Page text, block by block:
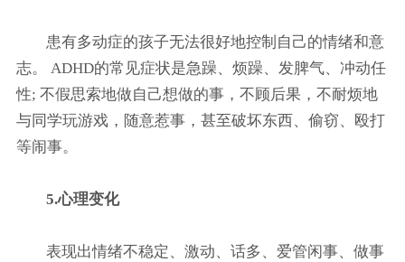
患有多动症的孩子无法很好地控制自己的情绪和意
志。 ADHD的常见症状是急躁、烦躁、发脾气、冲动任
性; 不假思索地做自己想做的事，不顾后果，不耐烦地
与同学玩游戏，随意惹事，甚至破坏东西、偷窃、殴打
等闹事。
5.心理变化
表现出情绪不稳定、激动、话多、爱管闲事、做事